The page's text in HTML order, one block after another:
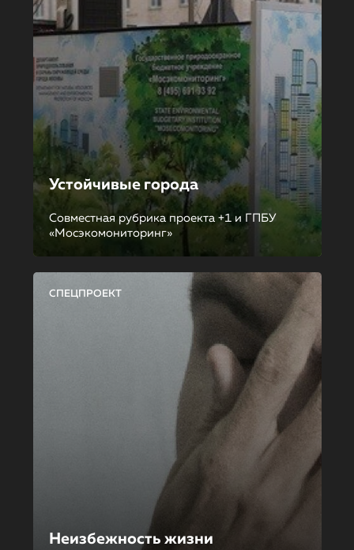
Устойчивые города
Совместная рубрика проекта +1 и ГПБУ
«Мосэкомониторинг»
СПЕЦПРОЕКТ
Неизбежность жизни